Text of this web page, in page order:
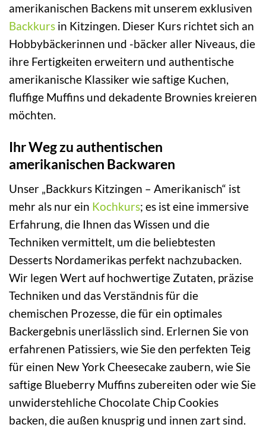
amerikanischen Backens mit unserem exklusiven
Backkurs in Kitzingen. Dieser Kurs richtet sich an
Hobbybäckerinnen und -bäcker aller Niveaus, die
ihre Fertigkeiten erweitern und authentische
amerikanische Klassiker wie saftige Kuchen,
fluffige Muffins und dekadente Brownies kreieren
möchten.
Ihr Weg zu authentischen
amerikanischen Backwaren
Unser „Backkurs Kitzingen – Amerikanisch“ ist
mehr als nur ein Kochkurs; es ist eine immersive
Erfahrung, die Ihnen das Wissen und die
Techniken vermittelt, um die beliebtesten
Desserts Nordamerikas perfekt nachzubacken.
Wir legen Wert auf hochwertige Zutaten, präzise
Techniken und das Verständnis für die
chemischen Prozesse, die für ein optimales
Backergebnis unerlässlich sind. Erlernen Sie von
erfahrenen Patissiers, wie Sie den perfekten Teig
für einen New York Cheesecake zaubern, wie Sie
saftige Blueberry Muffins zubereiten oder wie Sie
unwiderstehliche Chocolate Chip Cookies
backen, die außen knusprig und innen zart sind.